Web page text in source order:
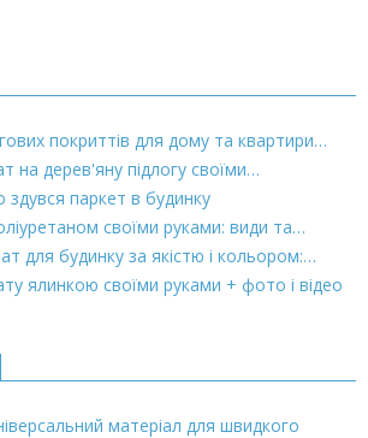
покриттів для дому та квартири…
на дерев'яну підлогу своїми…
паркет в будинку
своїми руками: види та…
для будинку за якістю і кольором:…
ялинкою своїми руками + фото і відео
матеріал для швидкого